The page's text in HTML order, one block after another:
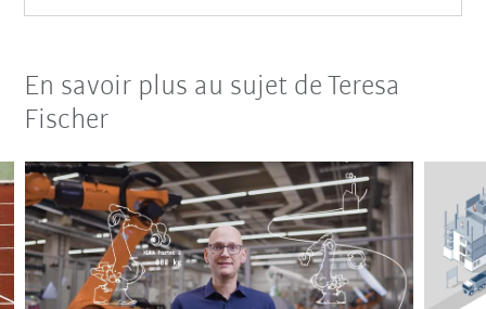
En savoir plus au sujet de Teresa
Fischer